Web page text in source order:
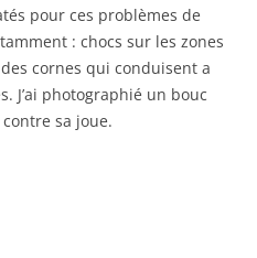
pour ces problèmes de
: chocs sur les zones
cornes qui conduisent a
J’ai photographié un bouc
sa joue.